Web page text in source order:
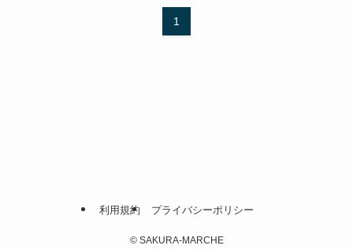
1
利用規約 プライバシーポリシー
©SAKURA-MARCHE